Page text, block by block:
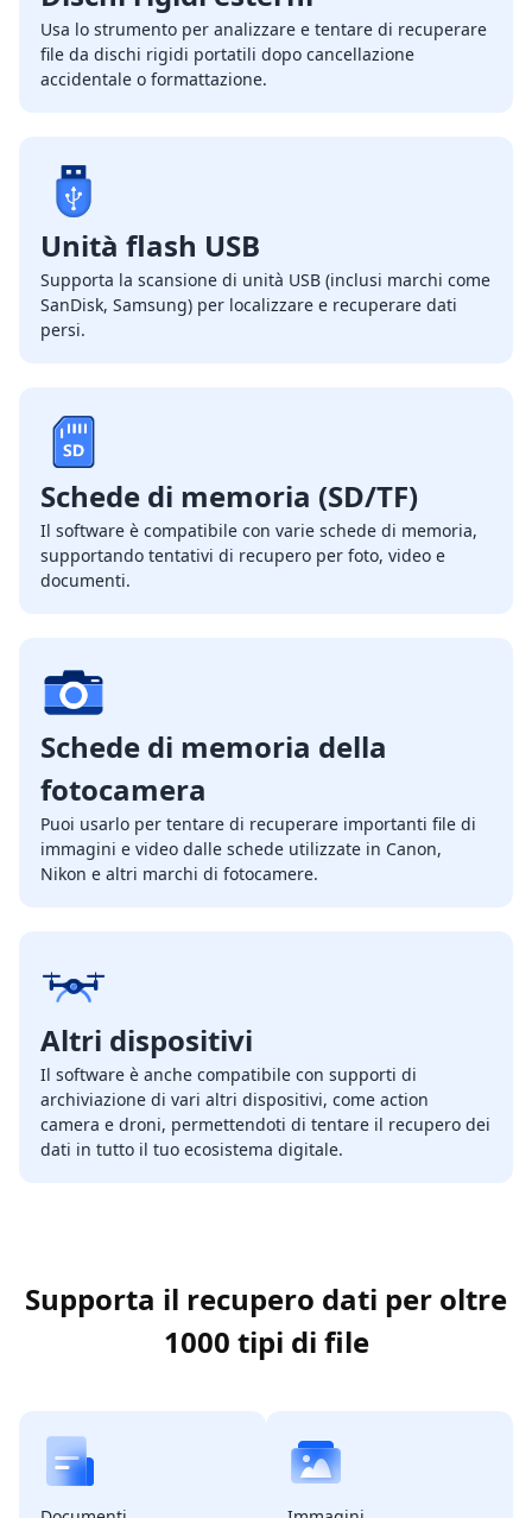
Usa lo strumento per analizzare e tentare di recuperare
file da dischi rigidi portatili dopo cancellazione
accidentale o formattazione.
Unità flash USB
Supporta la scansione di unità USB (inclusi marchi come
SanDisk, Samsung) per localizzare e recuperare dati
persi.
Schede di memoria (SD/TF)
Il software è compatibile con varie schede di memoria,
supportando tentativi di recupero per foto, video e
documenti.
Schede di memoria della
fotocamera
Puoi usarlo per tentare di recuperare importanti file di
immagini e video dalle schede utilizzate in Canon,
Nikon e altri marchi di fotocamere.
Altri dispositivi
Il software è anche compatibile con supporti di
archiviazione di vari altri dispositivi, come action
camera e droni, permettendoti di tentare il recupero dei
dati in tutto il tuo ecosistema digitale.
Supporta il recupero dati per oltre
1000 tipi di file